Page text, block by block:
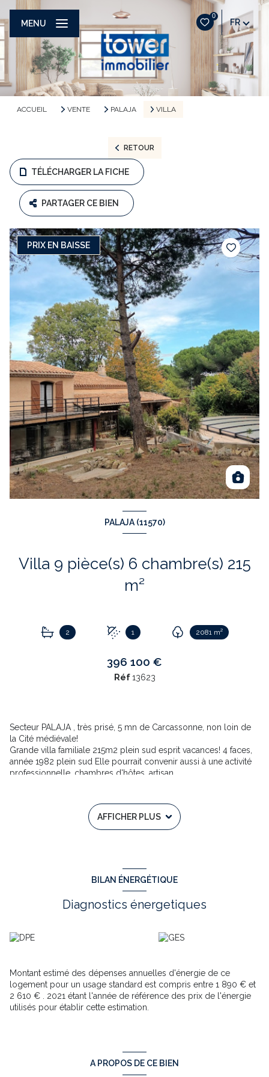
0
FR
MENU
ACCUEIL VENTE PALAJA VILLA
RETOUR
TÉLÉCHARGER LA FICHE
PARTAGER CE BIEN
PRIX EN BAISSE
PALAJA (11570)
Villa 9 pièce(s) 6 chambre(s) 215
m²
2 1 2081 m²
396 100 €
Réf13623
Secteur PALAJA , très prisé, 5 mn de Carcassonne, non loin de
la Cité médiévale!
Grande villa familiale 215m2 plein sud esprit vacances! 4 faces,
année 1982 plein sud Elle pourrait convenir aussi à une activité
professionnelle, chambres d'hôtes, artisan.
Beau parc arboré 2015m2 entièrement clôturé sans vis à vis,
parking intérieur, possibilité de rentrer un camping-car.
Piscine à coque, avec un abri de protection coulissant , plein
Mezzanine 42.782m² deuxième salon surplombant le premier
Classe énergétique correcte C.
Chauffage électrique, climatisation, radiateurs à inertie,
isolées, double vitrage partiel.
RDC: salon en L 43.875m² baies vttrées avec vue sur la piscine,
salle d'eau et un WC, accès véranda chauffée,troisième salon.
ETAGE:5 chambres, 12.393m², 12,288m², 12.151m², dont une
avec suite parentale 15.617m², 2 salles de bain 4m² environ et
10,069m², 1 WC, 3 chambres donnant sur une grande terrasse
isabelle.mailho@tower-immobilier.fr
AFFICHER PLUS
BILAN ÉNERGÉTIQUE
Diagnostics énergetiques
Montant estimé des dépenses annuelles d'énergie de ce
logement pour un usage standard est compris entre 1 890 € et
2 610 € . 2021 étant l'année de référence des prix de l'énergie
utilisés pour établir cette estimation.
A PROPOS DE CE BIEN